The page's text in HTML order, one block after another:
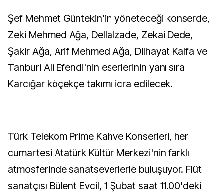
Şef Mehmet Güntekin'in yöneteceği konserde,
Zeki Mehmed Ağa, Dellalzade, Zekai Dede,
Şakir Ağa, Arif Mehmed Ağa, Dilhayat Kalfa ve
Tanburi Ali Efendi'nin eserlerinin yanı sıra
Karcığar köçekçe takımı icra edilecek.
Türk Telekom Prime Kahve Konserleri, her
cumartesi Atatürk Kültür Merkezi'nin farklı
atmosferinde sanatseverlerle buluşuyor. Flüt
sanatçısı Bülent Evcil, 1 Şubat saat 11.00'deki